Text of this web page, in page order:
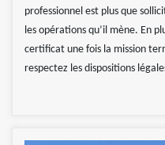
professionnel est plus que
les opérations qu’il mène. En
certificat une fois la mission
respectez les dispositions